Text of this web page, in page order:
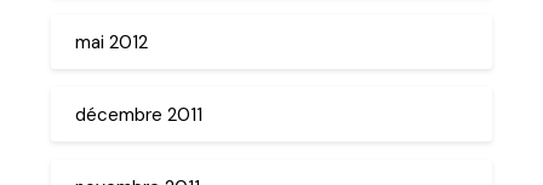
mai 2012
décembre 2011